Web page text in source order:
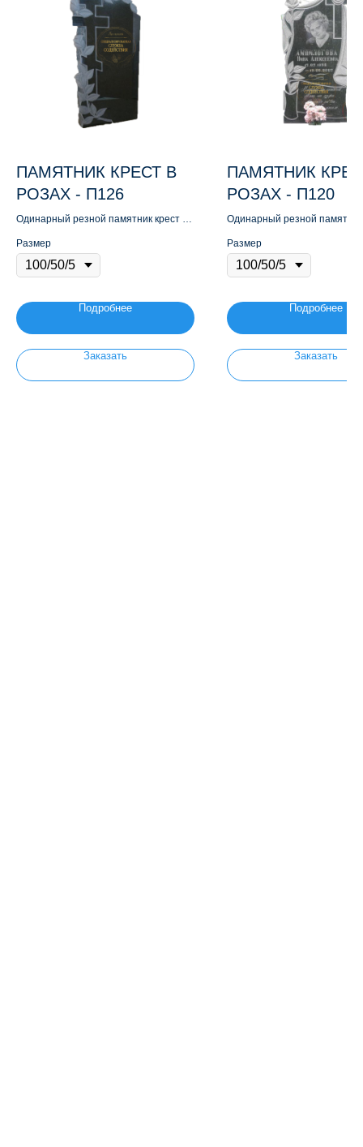
ПАМЯТНИК КРЕСТ В
РОЗАХ - П126
Одинарный резной памятник крест в
Размер
Подробнее
Заказать
ПАМЯТНИК
РОЗАХ - П120
Одинарный резной памятник
Размер
Подробнее
Заказать